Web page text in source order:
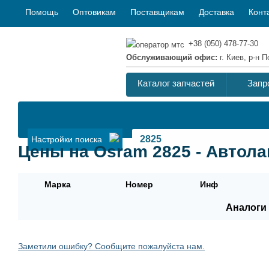
Помощь Оптовикам Поставщикам Доставка
+38 (050) 478-77-30
Обслуживающий офис: г. Киев, р-н
Каталог запчастей
Настройки поиска
Цены на Osram 2825 -
Марка Номер Инф
Аналоги
Заметили ошибку? Сообщите пожалуйста нам.